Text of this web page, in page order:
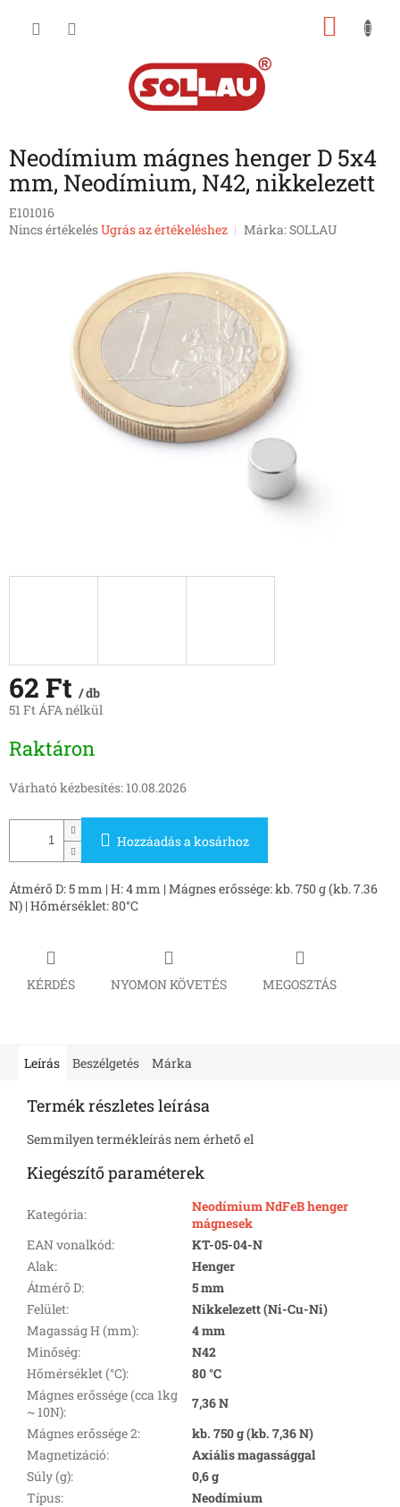
Neodímium mágnes henger D 5x4
mm, Neodímium, N42, nikkelezett
E101016
A
Nincs értékelésUgrás az értékeléshez Márka:SOLLAU
62 Ft / db
51 Ft ÁFA nélkül
Raktáron
Várható kézbesítés: 10.08.2026
Hozzáadás a kosárhoz
Átmérő D: 5 mm | H: 4 mm | Mágnes erőssége: kb. 750 g (kb. 7.36
N) | Hőmérséklet: 80°C
KÉRDÉS NYOMON KÖVETÉS MEGOSZTÁS
Leírás Beszélgetés Márka
Termék részletes leírása
Semmilyen termékleírás nem érhető el
Kiegészítő paraméterek
Kategória:
Neodímium NdFeB henger
mágnesek
EAN vonalkód:
KT-05-04-N
Alak:
Henger
Átmérő D:
5 mm
Felület:
Nikkelezett (Ni-Cu-Ni)
Magasság H (mm):
4 mm
Minőség:
N42
Hőmérséklet (°C):
80 °C
Mágnes erőssége (cca 1kg
~ 10N):
7,36 N
Mágnes erőssége 2:
kb. 750 g (kb. 7,36 N)
Magnetizáció:
Axiális magassággal
Súly (g):
0,6 g
Típus:
Neodímium